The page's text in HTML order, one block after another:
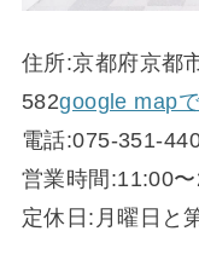
住所:京都府京都
582google mapで
電話:075-351-
営業時間:11:00
定休日:月曜日と